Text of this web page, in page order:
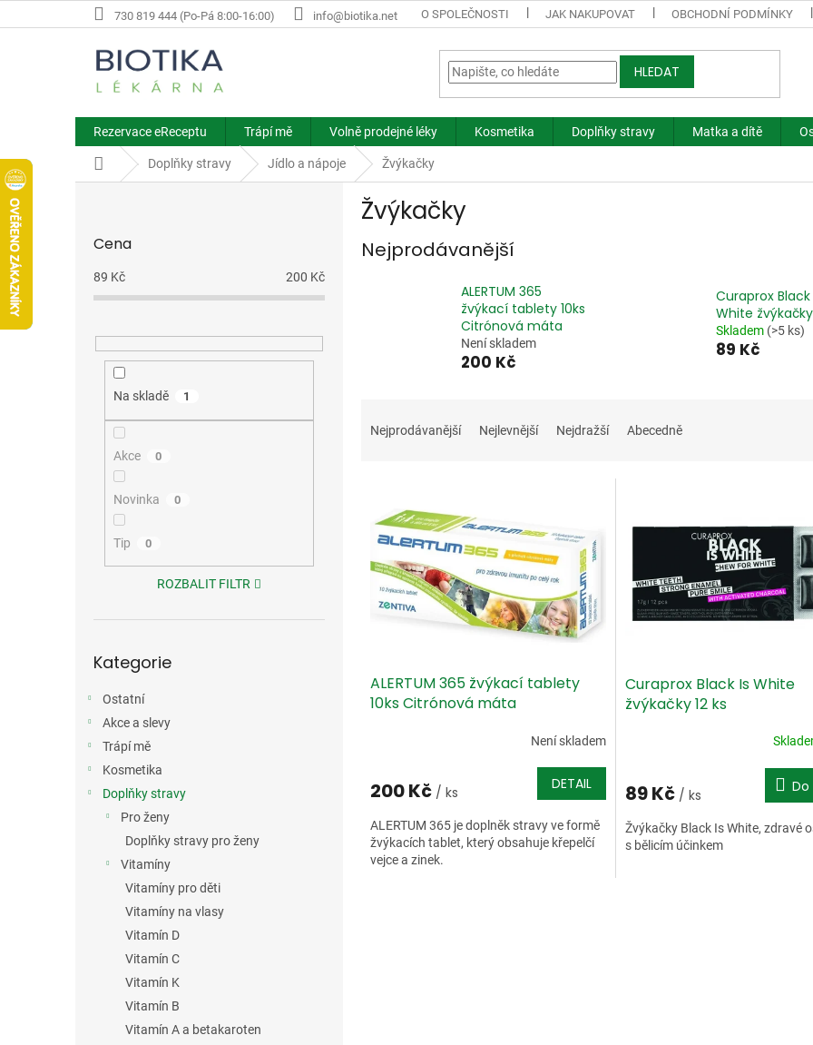
na
730 819 444 (Po-Pá 8:00-16:00) info@biotika.net O SPOLEČNOSTI JAK NAKUPOVAT OBCHODNÍ PODMÍNKY
HLEDAT
Rezervace eReceptu Trápí mě Volně prodejné léky Kosmetika Doplňky stravy Matka a dítě
Domů Doplňky stravy Jídlo a nápoje Žvýkačky
Cena
89 Kč 200 Kč
Na skladě 1
Akce 0
Novinka 0
Tip 0
ROZBALIT FILTR
kategorie
Kategorie
Ostatní
Akce a slevy
Trápí mě
Kosmetika
Doplňky stravy
Pro ženy
Doplňky stravy pro ženy
Vitamíny
Vitamíny pro děti
Vitamíny na vlasy
Vitamín D
Vitamín C
Vitamín K
Vitamín B
Vitamín A a betakaroten
Žvýkačky
Nejprodávanější
ALERTUM 365
žvýkací tablety 10ks
Citrónová máta
Není skladem
200 Kč
Curaprox Black
White žvýkačky
Skladem (>5 ks)
89 Kč
a
o
Nejprodávanější Nejlevnější Nejdražší Abecedně
ALERTUM 365 žvýkací tablety
10ks Citrónová máta
Není skladem
200 Kč / ks DETAIL
ALERTUM 365 je doplněk stravy ve formě
žvýkacích tablet, který obsahuje křepelčí
vejce a zinek.
Curaprox Black Is White
žvýkačky 12 ks
89 Kč / ks Do
Žvýkačky Black Is White, zdravé
s bělicím účinkem